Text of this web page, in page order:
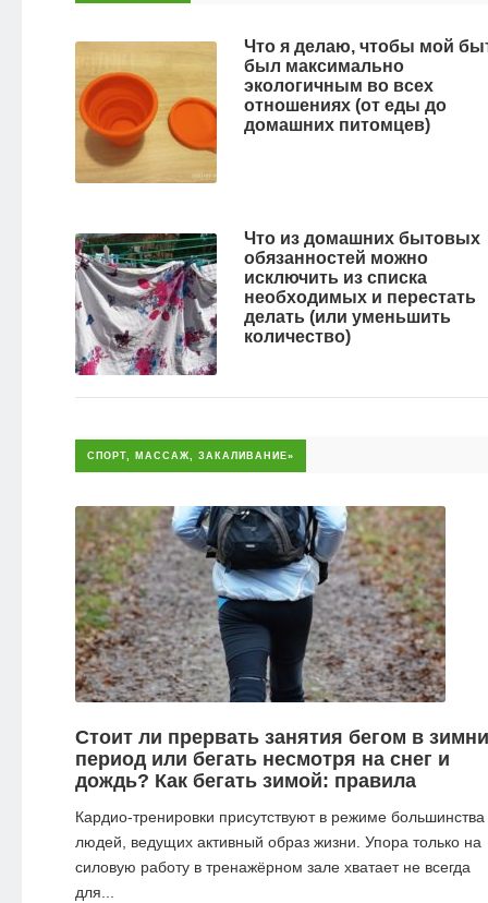
Что я делаю, чтобы мой
был максимально
экологичным во всех
отношениях (от еды до
домашних питомцев)
Что из домашних бытовых
обязанностей можно
исключить из списка
необходимых и перестать
делать (или уменьшить
количество)
СПОРТ, МАССАЖ, ЗАКАЛИВАНИЕ»
Стоит ли прервать занятия бегом в
период или бегать несмотря на снег и
дождь? Как бегать зимой: правила
Кардио-тренировки присутствуют в режиме большинства
людей, ведущих активный образ жизни. Упора только на
силовую работу в тренажёрном зале хватает не всегда
для...